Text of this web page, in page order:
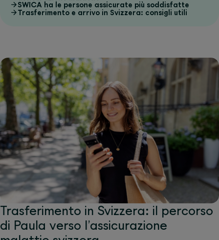
SWICA ha le persone assicurate più soddisfatte
Trasferimento e arrivo in Svizzera: consigli utili
Trasferimento in Svizzera: il percorso
di Paula verso l’assicurazione